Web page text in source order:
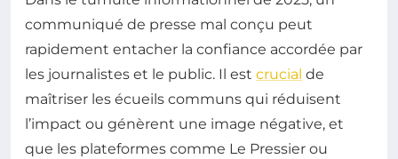
communiqué de presse mal conçu peut
rapidement entacher la confiance accordée par
les journalistes et le public. Il est crucial de
maîtriser les écueils communs qui réduisent
l’impact ou génèrent une image négative, et
que les plateformes comme Le Pressier ou